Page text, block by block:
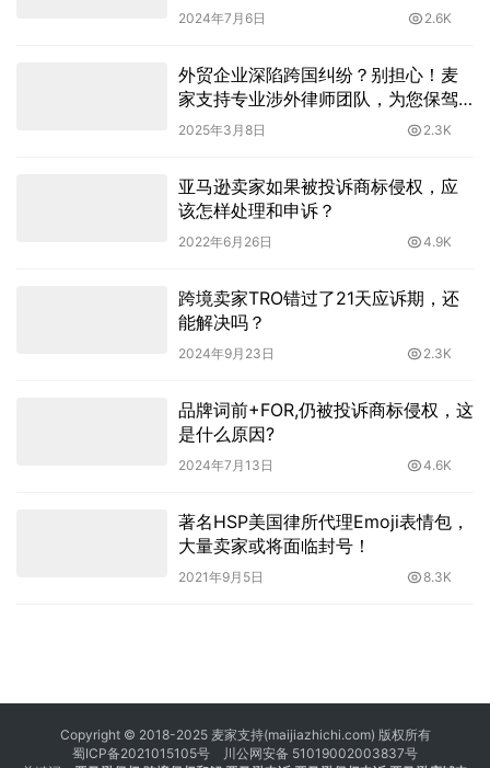
2024年7月6日 2.6K
外贸企业深陷跨国纠纷？别担心！麦
家支持专业涉外律师团队，为您保驾
护航
2025年3月8日 2.3K
亚马逊卖家如果被投诉商标侵权，应
该怎样处理和申诉？
2022年6月26日 4.9K
跨境卖家TRO错过了21天应诉期，还
能解决吗？
2024年9月23日 2.3K
品牌词前+FOR,仍被投诉商标侵权，这
是什么原因?
2024年7月13日 4.6K
著名HSP美国律所代理Emoji表情包，
大量卖家或将面临封号！
2021年9月5日 8.3K
Copyright © 2018-2025 麦家支持(maijiazhichi.com) 版权所有
蜀ICP备2021015105号
川公网安备 51019002003837号